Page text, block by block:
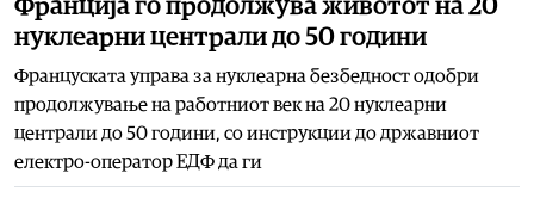
Франција го продолжува животот на 20
нуклеарни централи до 50 години
Француската управа за нуклеарна безбедност одобри
продолжување на работниот век на 20 нуклеарни
централи до 50 години, со инструкции до државниот
електро-оператор ЕДФ да ги